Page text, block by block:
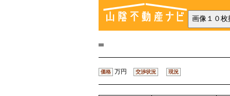
価格 万円 交渉状況 現況